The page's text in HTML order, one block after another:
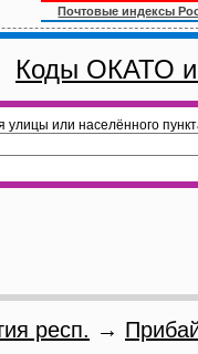
Почтовые индексы
Коды ОКАТО
улицы или населённого
респ. →